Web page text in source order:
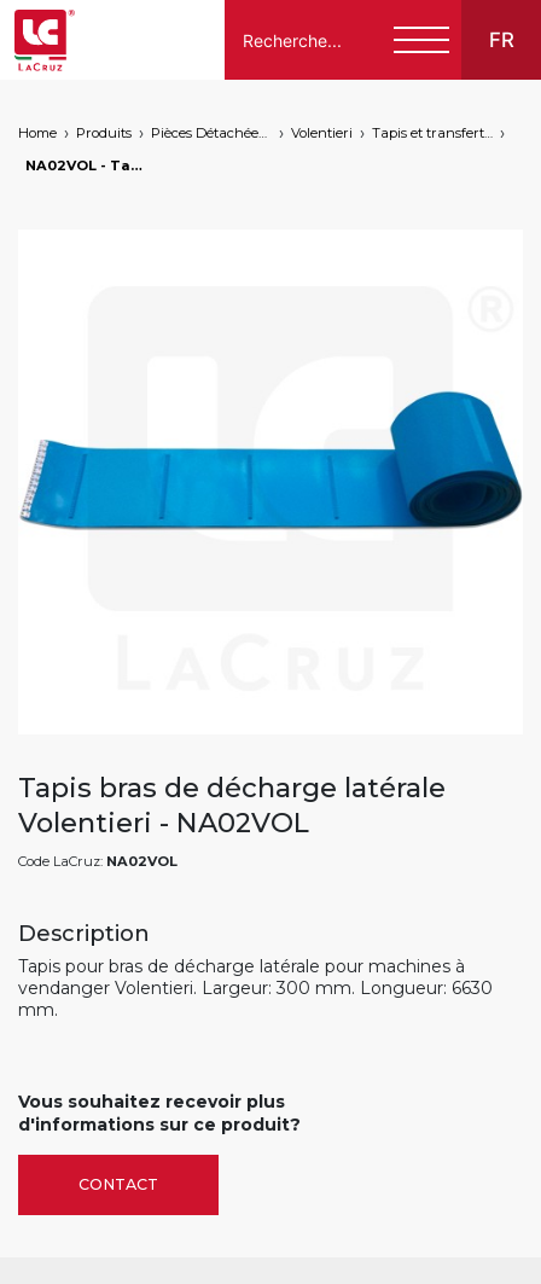
FR
Italiano
Home Produits Pièces Détachées Compatibles Pour Machines À Vendanger Des Marques Suivantes Volentieri
Tapis et transfert du produit
NA02VOL - Tapis bras de décharge latérale Volentieri, markets: []string{"A", "B", "AU"}
Tapis bras de décharge latérale
Volentieri - NA02VOL
Code LaCruz: NA02VOL
Description
Tapis pour bras de décharge latérale pour machines à
vendanger Volentieri. Largeur: 300 mm. Longueur: 6630
mm.
Vous souhaitez recevoir plus
d'informations sur ce produit?
CONTACT